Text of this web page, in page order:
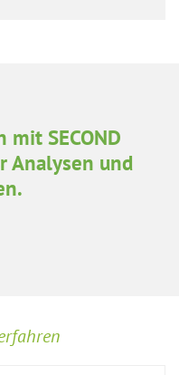
SECOND
Analysen und